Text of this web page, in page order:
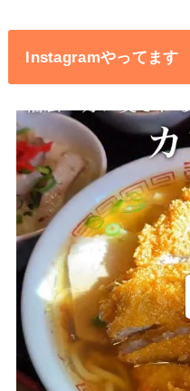
Instagramやってます